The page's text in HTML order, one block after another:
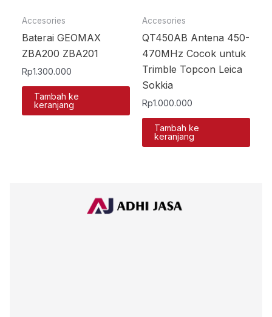
Accesories
Baterai GEOMAX
ZBA200 ZBA201
Rp1.300.000
Tambah ke
keranjang
Accesories
QT450AB Antena 450-
470MHz Cocok untuk
Trimble Topcon Leica
Sokkia
Rp1.000.000
Tambah ke
keranjang